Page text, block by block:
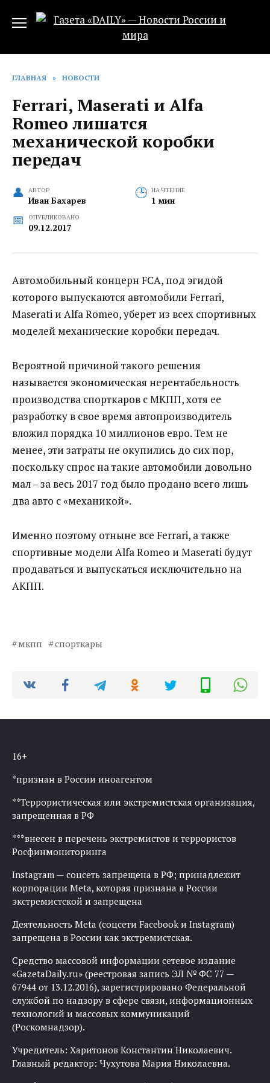
ГЛАВНАЯ » НОВОСТИ
Ferrari, Maserati и Alfa
Romeo лишатся
механической коробки
передач
АВТОР
Иван Бахарев
НА ЧТЕНИЕ
1 мин
ОПУБЛИКОВАНО
09.12.2017
Автомобильный концерн FCA, под эгидой
которого выпускаются автомобили Ferrari,
Maserati и Alfa Romeo, уберет из всех спортивных
моделей механические коробки передач.
Вероятной причиной такого решения
называется экономическая нерентабельность
производства спорткаров с МКПП, хотя ее
разработку в свое время автопроизводитель
вложил порядка 10 миллионов евро. Тем не
менее, эти затраты не окупились до сих пор,
поскольку спрос на такие автомобили довольно
мал – за весь 2017 год было продано всего лишь
два авто с «механикой».
Именно поэтому отныне все Ferrari, а также
спортивные модели Alfa Romeo и Maserati будут
продаваться и выпускаться исключительно на
АКПП.
мкпп спорткары
16+
*признан в России иноагентом
**Террористическая или экстремистская организация,
запрещенная в РФ
***внесен в перечень экстремистов и террористов
Росфинмониторинга
Instagram — соцсеть запрещена в РФ; принадлежит
корпорации Meta, которая признана в России
экстремистской и запрещена
Деятельность Meta (соцсети Facebook и Instagram)
запрещена в России как экстремистская.
Средство массовой информации сетевое издание
«GazetaDaily.ru» (реестровая запись ЭЛ № ФС 77 —
67944 от 13.12.2016), зарегистрировано Федеральной
службой по надзору в сфере связи, информационных
технологий и массовых коммуникаций
(Роскомнадзор).
Учредитель: Харитонов Константин Николаевич.
Главный редактор: Чухутова Мария Николаевна.